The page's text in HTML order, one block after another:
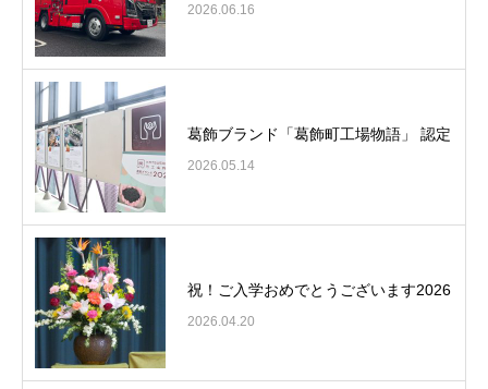
2026.06.16
葛飾ブランド「葛飾町工場物語」 認定
2026.05.14
祝！ご入学おめでとうございます2026
2026.04.20